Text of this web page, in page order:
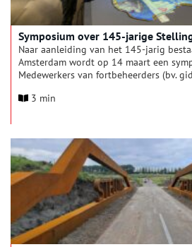
Symposium over 145-jarige
Naar aanleiding van het 145-jarig
Amsterdam wordt op 14 maart een
Medewerkers van fortbeheerders (bv.
geïnteresseerden zijn van harte welkom.
3 min